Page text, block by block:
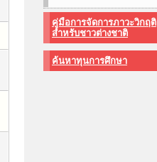
คู่มือการจัดการภาวะวิกฤติ
สำหรับชาวต่างชาติ
ค้นหาทุนการศึกษา